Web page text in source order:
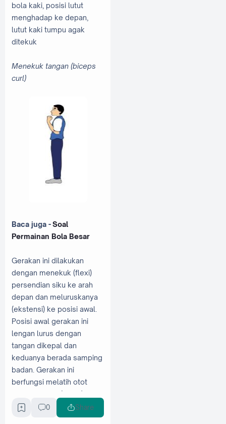
bola kaki, posisi lutut
menghadap ke depan,
lutut kaki tumpu agak
ditekuk
Menekuk tangan (biceps
curl)
Baca juga -Soal
Permainan Bola Besar
Gerakan ini dilakukan
dengan menekuk (flexi)
persendian siku ke arah
depan dan meluruskanya
(ekstensi) ke posisi awal.
Posisi awal gerakan ini
lengan lurus dengan
tangan dikepal dan
keduanya berada samping
badan. Gerakan ini
berfungsi melatih otot
lengan depan (bicep) cara
kembaliuntuk
Kombinasi
gerak kaki dan lengan
0 Share